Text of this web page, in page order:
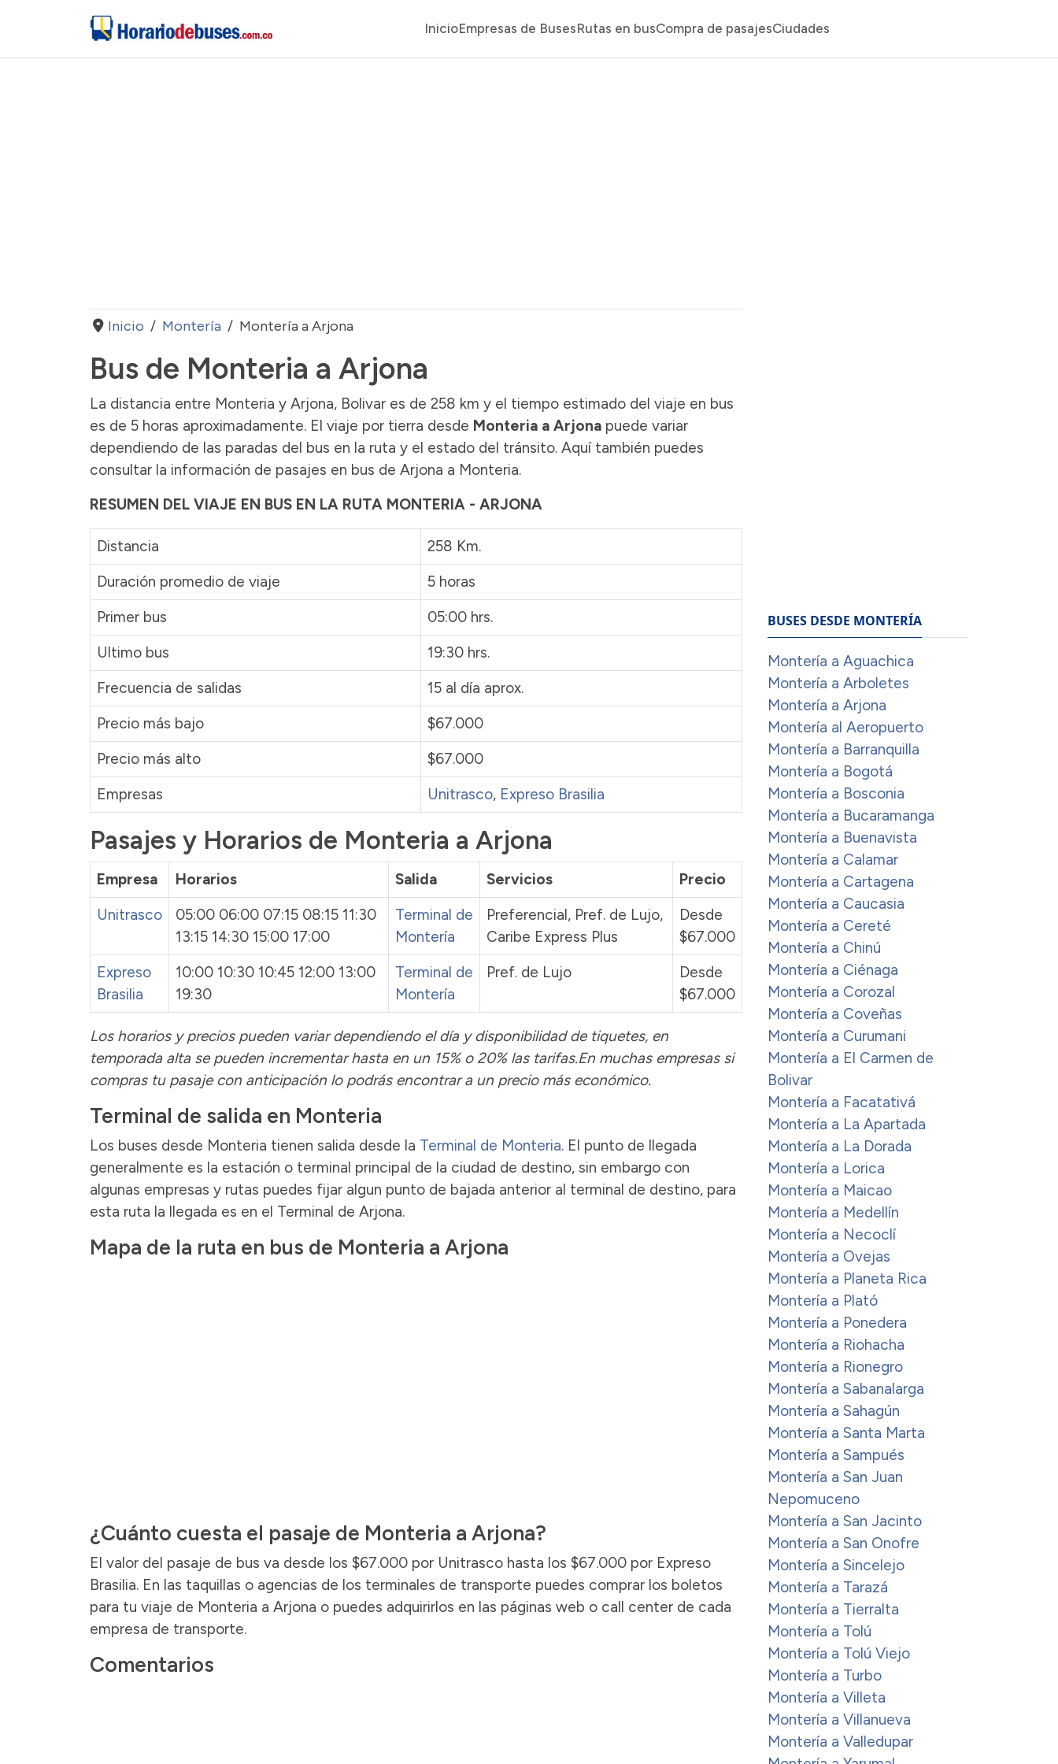
InicioEmpresas de BusesRutas en busCompra de pasajesCiudades
Inicio Montería Montería a Arjona
Bus de Monteria a Arjona
La distancia entre Monteria y Arjona, Bolivar es de 258 km y el tiempo estimado del viaje en bus
es de 5 horas aproximadamente. El viaje por tierra desde Monteria a Arjona puede variar
dependiendo de las paradas del bus en la ruta y el estado del tránsito. Aquí también puedes
consultar la información de pasajes en bus de Arjona a Monteria.
RESUMEN DEL VIAJE EN BUS EN LA RUTA MONTERIA - ARJONA
Distancia
258 Km.
Duración promedio de viaje
5 horas
Primer bus
05:00 hrs.
Ultimo bus
19:30 hrs.
Frecuencia de salidas
15 al día aprox.
Precio más bajo
$67.000
Precio más alto
$67.000
Empresas
Unitrasco, Expreso Brasilia
Pasajes y Horarios de Monteria a Arjona
Empresa Horarios Salida Servicios
Precio
Unitrasco
05:00 06:00 07:15 08:15 11:30
13:15 14:30 15:00 17:00
Terminal de
Montería
Preferencial, Pref. de Lujo,
Caribe Express Plus
Desde
$67.000
Expreso
Brasilia
10:00 10:30 10:45 12:00 13:00
19:30
Terminal de
Montería
Pref. de Lujo
Desde
$67.000
Los horarios y precios pueden variar dependiendo el día y disponibilidad de tiquetes, en
temporada alta se pueden incrementar hasta en un 15% o 20% las tarifas.En muchas empresas si
compras tu pasaje con anticipación lo podrás encontrar a un precio más económico.
Terminal de salida en Monteria
Los buses desde Monteria tienen salida desde la Terminal de Monteria. El punto de llegada
generalmente es la estación o terminal principal de la ciudad de destino, sin embargo con
algunas empresas y rutas puedes fijar algun punto de bajada anterior al terminal de destino, para
esta ruta la llegada es en el Terminal de Arjona.
Mapa de la ruta en bus de Monteria a Arjona
¿Cuánto cuesta el pasaje de Monteria a Arjona?
El valor del pasaje de bus va desde los $67.000 por Unitrasco hasta los $67.000 por Expreso
Brasilia. En las taquillas o agencias de los terminales de transporte puedes comprar los boletos
para tu viaje de Monteria a Arjona o puedes adquirirlos en las páginas web o call center de cada
empresa de transporte.
Comentarios
BUSES DESDE MONTERÍA
Montería a Aguachica
Montería a Arboletes
Montería a Arjona
Montería al Aeropuerto
Montería a Barranquilla
Montería a Bogotá
Montería a Bosconia
Montería a Bucaramanga
Montería a Buenavista
Montería a Calamar
Montería a Cartagena
Montería a Caucasia
Montería a Cereté
Montería a Chinú
Montería a Ciénaga
Montería a Corozal
Montería a Coveñas
Montería a Curumani
Montería a El Carmen de
Bolivar
Montería a Facatativá
Montería a La Apartada
Montería a La Dorada
Montería a Lorica
Montería a Maicao
Montería a Medellín
Montería a Necoclí
Montería a Ovejas
Montería a Planeta Rica
Montería a Plató
Montería a Ponedera
Montería a Riohacha
Montería a Rionegro
Montería a Sabanalarga
Montería a Sahagún
Montería a Santa Marta
Montería a Sampués
Montería a San Juan
Nepomuceno
Montería a San Jacinto
Montería a San Onofre
Montería a Sincelejo
Montería a Tarazá
Montería a Tierralta
Montería a Tolú
Montería a Tolú Viejo
Montería a Turbo
Montería a Villeta
Montería a Villanueva
Montería a Valledupar